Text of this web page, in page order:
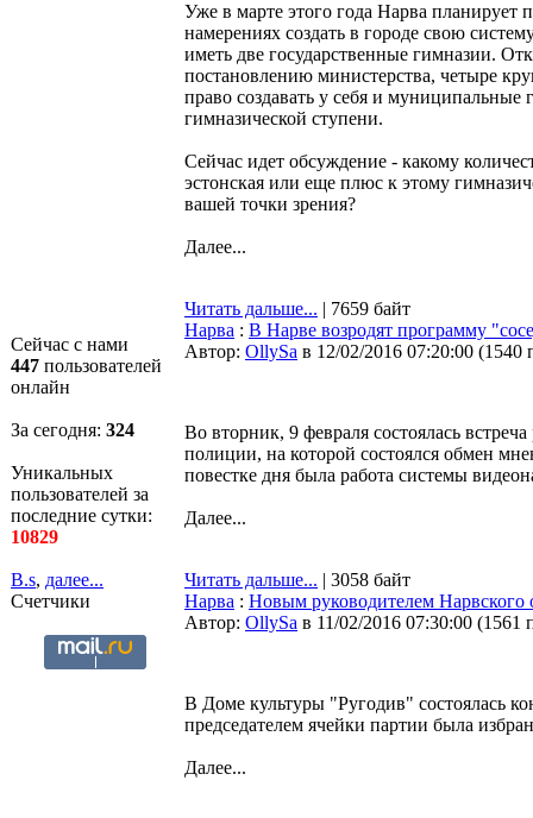
Сейчас с нами
447 пользователей
онлайн
За сегодня: 324
Уникальных
пользователей за
последние сутки:
10829
B.s, далее...
Счетчики
Уже в марте этого года Нарва планирует
намерениях создать в городе свою
иметь две государственные гимназии.
постановлению министерства, четыре
право создавать у себя и муниципальные
гимназической ступени.
Сейчас идет обсуждение - какому
эстонская или еще плюс к этому
вашей точки зрения?
Далее...
Читать дальше... | 7659 байт
Нарва : В Нарве возродят программу
Автор: OllySa в 12/02/2016 07:20:00 (1540
Во вторник, 9 февраля состоялась
полиции, на которой состоялся обмен
повестке дня была работа системы
Далее...
Читать дальше... | 3058 байт
Нарва : Новым руководителем Нарвского
Автор: OllySa в 11/02/2016 07:30:00 (1561
В Доме культуры "Ругодив" состоялась
председателем ячейки партии была
Далее...